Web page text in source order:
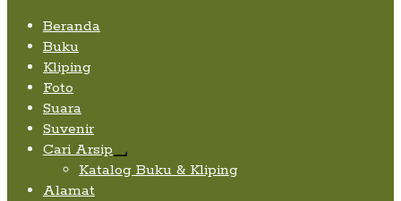
Beranda
Buku
Kliping
Foto
Suara
Suvenir
Cari Arsip
Expand
child
Katalog Buku & Kliping
Alamat